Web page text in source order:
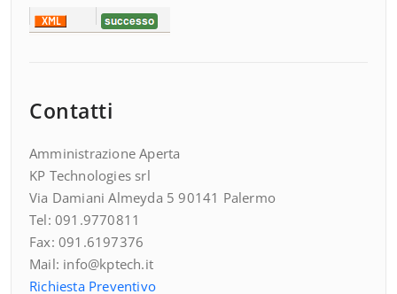
Contatti
Amministrazione Aperta
KP Technologies srl
Via Damiani Almeyda 5 90141 Palermo
Tel: 091.9770811
Fax: 091.6197376
Mail: info@kptech.it
Richiesta Preventivo